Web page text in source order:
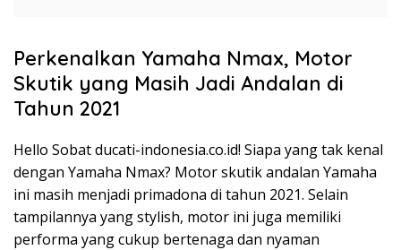
Perkenalkan Yamaha Nmax, Motor
Skutik yang Masih Jadi Andalan di
Tahun 2021
Hello Sobat ducati-indonesia.co.id! Siapa yang tak kenal
dengan Yamaha Nmax? Motor skutik andalan Yamaha
ini masih menjadi primadona di tahun 2021. Selain
tampilannya yang stylish, motor ini juga memiliki
performa yang cukup bertenaga dan nyaman